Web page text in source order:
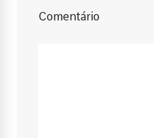
Comentário